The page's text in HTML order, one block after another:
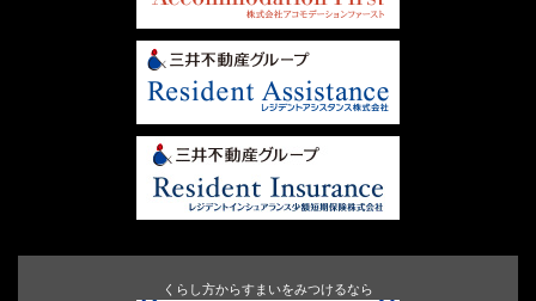
くらし方からすまいをみつけるなら